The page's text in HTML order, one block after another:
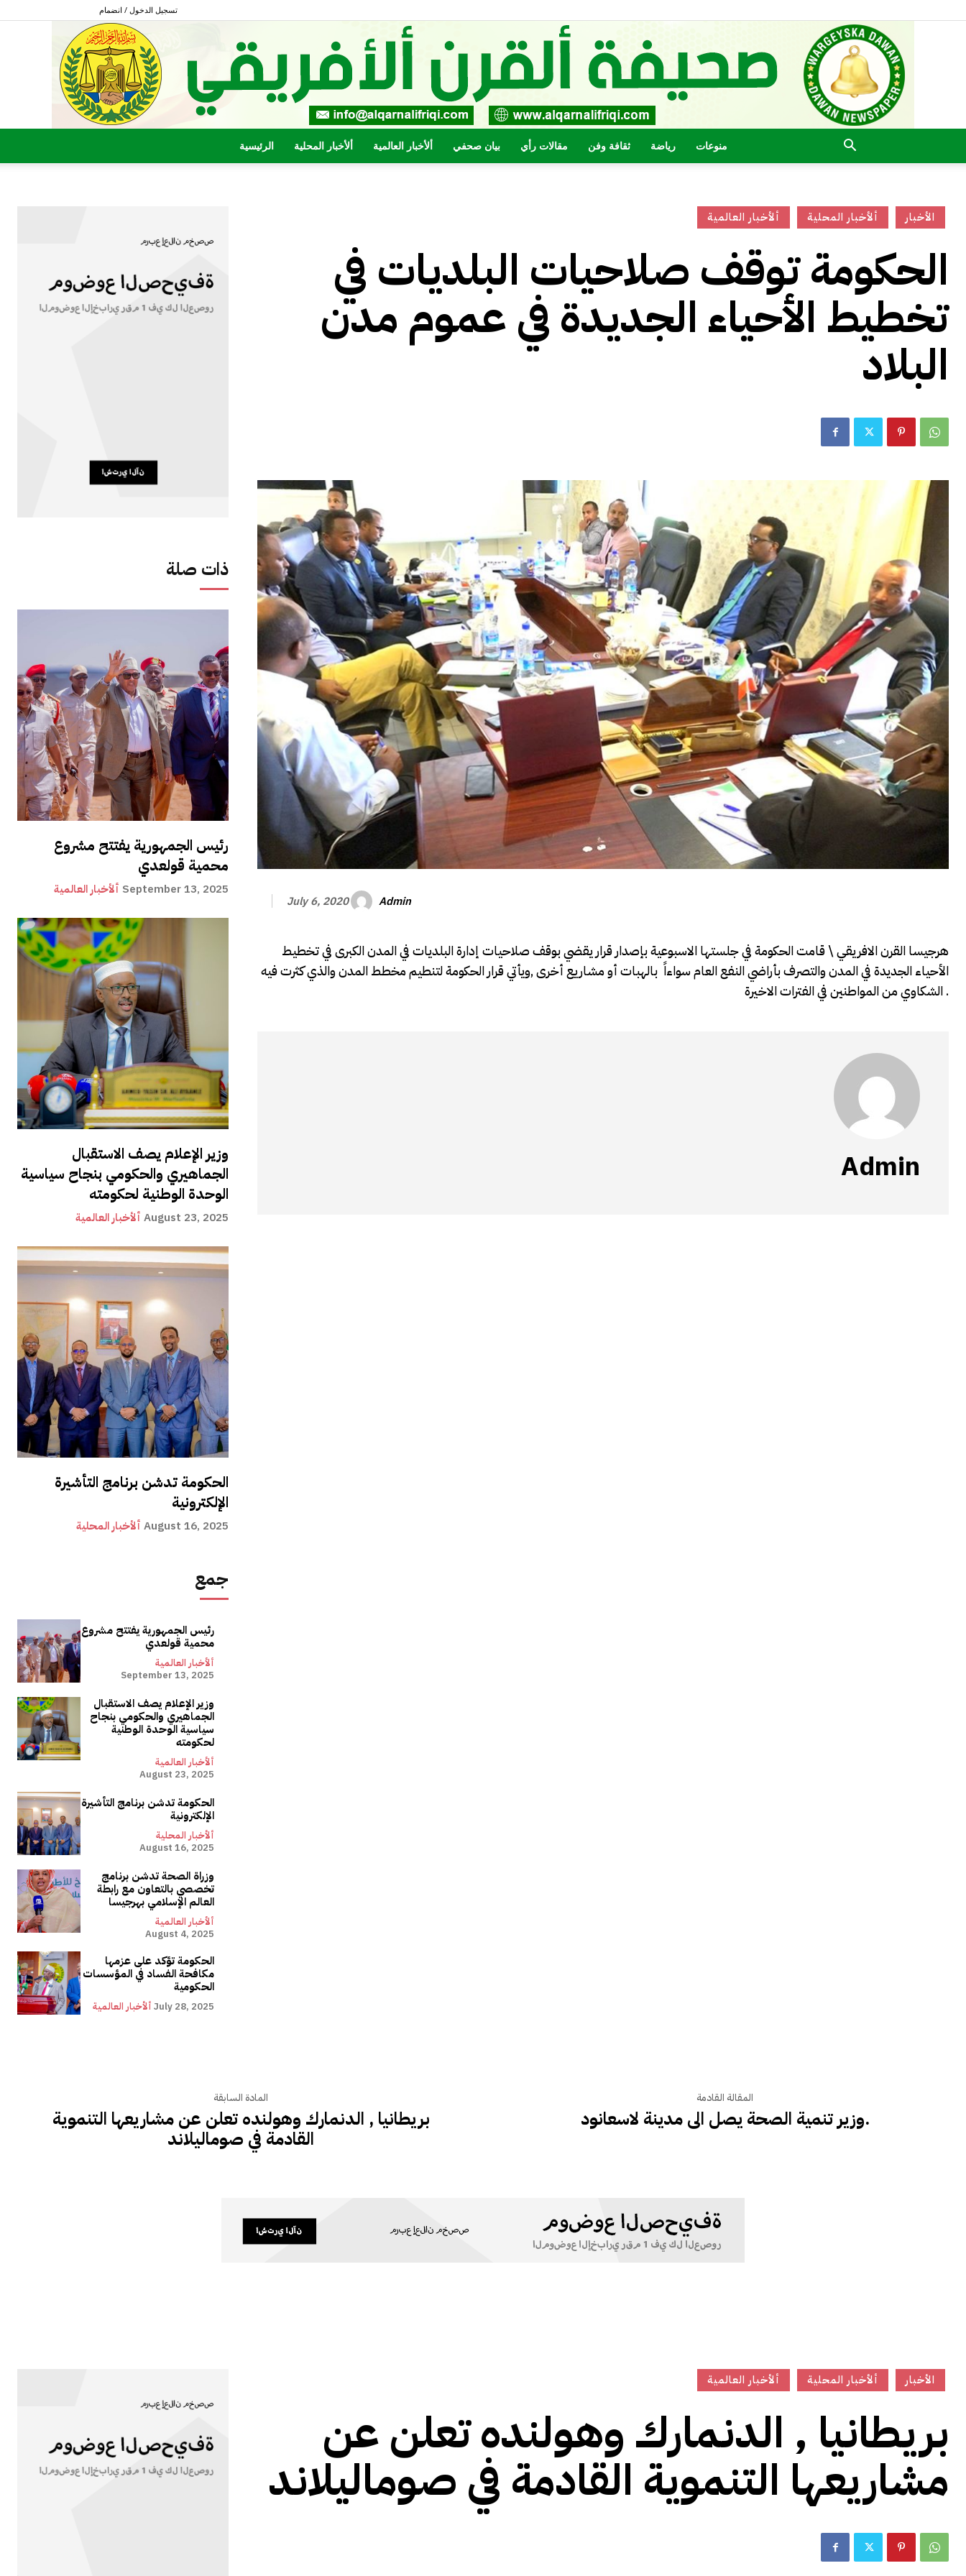
تسجيل الدخول / انضمام
القرن
الرئيسية ألأخبار المحلية ألأخبار العالمية بيان صحفي مقالات رأي ثقافة وفن رياضة منوعات
ذات صلة
رئيس الجمهورية يفتتح مشروع
محمية قولعدي
ألأخبار العالمية September 13, 2025
وزير الإعلام يصف الاستقبال
الجماهيري والحكومي بنجاح سياسية
الوحدة الوطنية لحكومته
ألأخبار العالمية August 23, 2025
الحكومة تدشن برنامج التأشيرة
الإلكترونية
ألأخبار المحلية August 16, 2025
جمع
رئيس الجمهورية يفتتح مشروع
محمية قولعدي
ألأخبار العالمية
September 13, 2025
وزير الإعلام يصف الاستقبال
الجماهيري والحكومي بنجاح
سياسية الوحدة الوطنية
لحكومته
ألأخبار العالمية
August 23, 2025
الحكومة تدشن برنامج التأشيرة
الإلكترونية
ألأخبار المحلية
August 16, 2025
وزراة الصحة تدشن برنامج
تخصصي بالتعاون مع رابطة
العالم الإسلامي بهرجيسا
ألأخبار العالمية
August 4, 2025
الحكومة تؤكد على عزمها
مكافحة الفساد في المؤسسات
الحكومية
ألأخبار العالمية July 28, 2025
ألأخبار العالمية ألأخبار المحلية الأخبار
الحكومة توقف صلاحيات البلديات في
تخطيط الأحياء الجديدة في عموم مدن
البلاد
July 6, 2020 Admin
هرجيسا القرن الافريقي \ قامت الحكومة في جلستها الاسبوعية بإصدار قرار يقضي بوقف صلاحيات إدارة البلديات في المدن الكبرى في تخطيط
الأحياء الجديدة في المدن والتصرف بأراضي النفع العام سواءاً بالهبات أو مشاريع أخرى ,ويأتي قرار الحكومة لتنطيم مخطط المدن والذي كثرت فيه
الشكاوي من المواطنين في الفترات الاخيرة .
Admin
المادة السابقة
بريطانيا , الدنمارك وهولنده تعلن عن مشاريعها التنموية
القادمة في صوماليلاند
المقالة القادمة
وزير تنمية الصحة يصل الى مدينة لاسعانود.